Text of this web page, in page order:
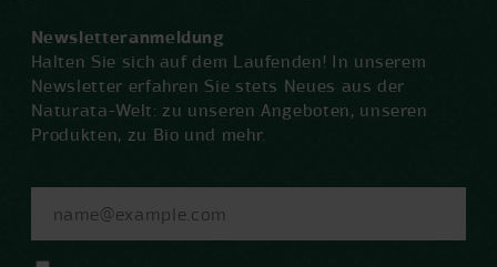
Newsletteranmeldung
Halten Sie sich auf dem Laufenden! In unserem
Newsletter erfahren Sie stets Neues aus der
Naturata-Welt: zu unseren Angeboten, unseren
Produkten, zu Bio und mehr.